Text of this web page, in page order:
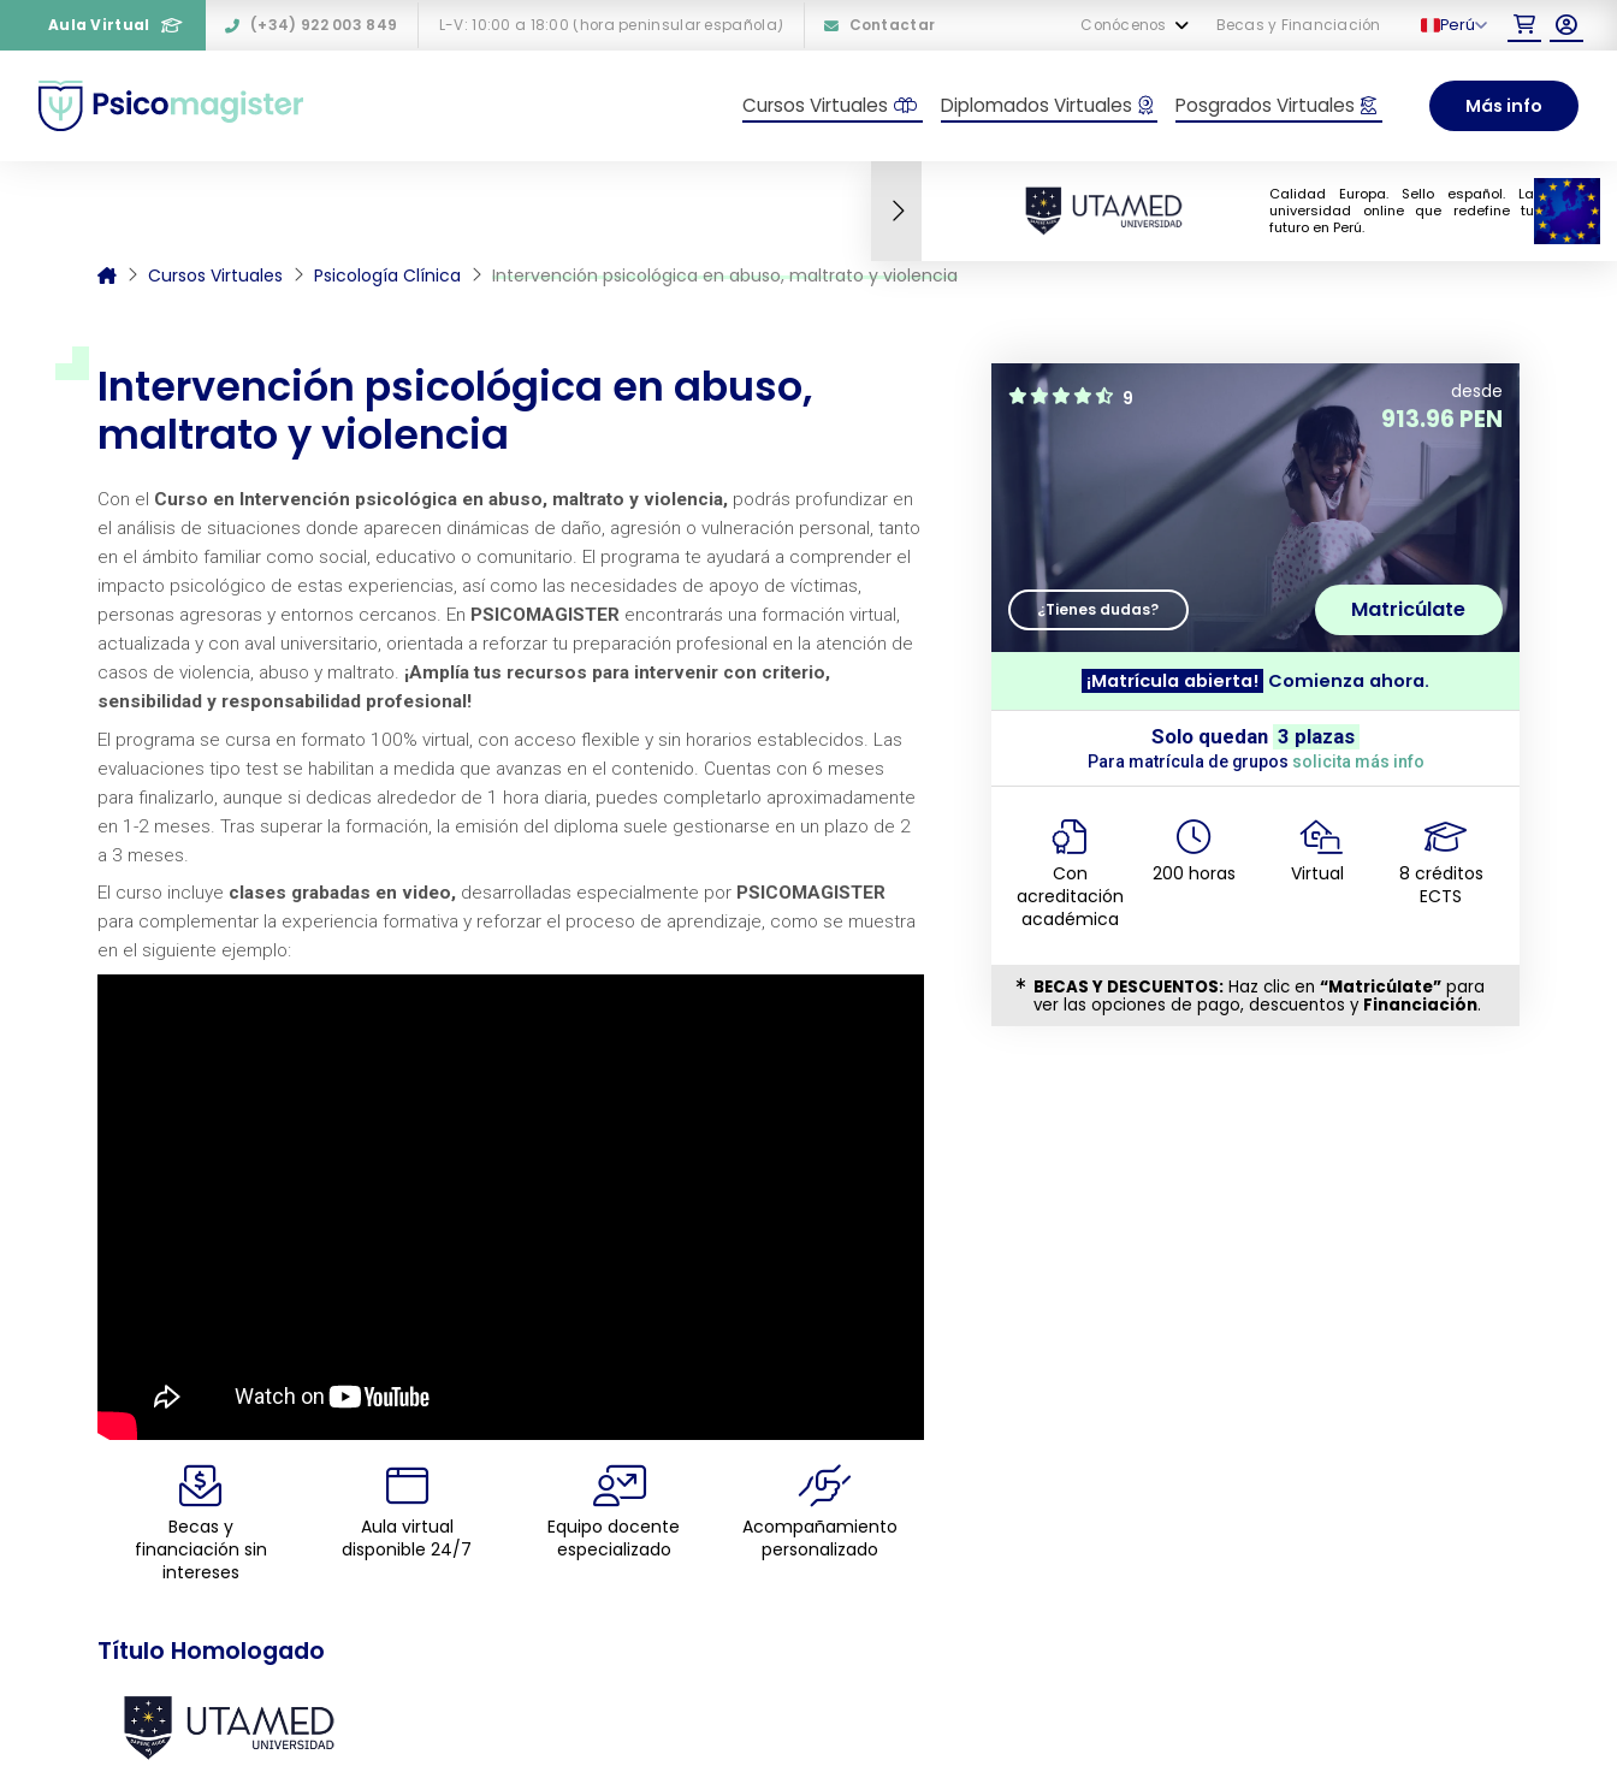
Aula Virtual (+34) 922 003 849 L-V: 10:00 a 18:00 (hora peninsular española) Contactar Conócenos Becas y Financiación Perú
Cursos Virtuales Diplomados Virtuales Posgrados Virtuales Más info
Calidad Europa. Sello español. La
universidad online que redefine tu
futuro en Perú.
Cursos Virtuales Psicología Clínica Intervención psicológica en abuso, maltrato y violencia
Intervención psicológica en abuso,
maltrato y violencia
Con el Curso en Intervención psicológica en abuso, maltrato y violencia,podrás profundizar en
el análisis de situaciones donde aparecen dinámicas de daño, agresión o vulneración personal, tanto
en el ámbito familiar como social, educativo o comunitario. El programa te ayudará a comprender el
impacto psicológico de estas experiencias, así como las necesidades de apoyo de víctimas,
personas agresoras y entornos cercanos. En PSICOMAGISTER encontrarás una formación virtual,
actualizada y con aval universitario, orientada a reforzar tu preparación profesional en la atención de
casos de violencia, abuso y maltrato. ¡Amplía tus recursos para intervenir con criterio,
sensibilidad y responsabilidad profesional!
El programa se cursa en formato 100% virtual, con acceso flexible y sin horarios establecidos. Las
evaluaciones tipo test se habilitan a medida que avanzas en el contenido. Cuentas con 6 meses
para finalizarlo, aunque si dedicas alrededor de 1 hora diaria, puedes completarlo aproximadamente
en 1-2 meses. Tras superar la formación, la emisión del diploma suele gestionarse en un plazo de 2
a 3 meses.
El curso incluye clases grabadas en video,desarrolladas especialmente por PSICOMAGISTER
para complementar la experiencia formativa y reforzar el proceso de aprendizaje, como se muestra
en el siguiente ejemplo:
Becas y
financiación sin
intereses
Aula virtual
disponible 24/7
Equipo docente
especializado
Acompañamiento
personalizado
Título Homologado
9 desde
913.96 PEN
¿Tienes dudas? Matricúlate
¡Matrícula abierta! Comienza ahora.
Solo quedan 3 plazas
Para matrícula de grupos solicita más info
Con
acreditación
académica
200 horas Virtual
8 créditos
ECTS
BECAS Y DESCUENTOS:Haz clic en “Matricúlate”para
ver las opciones de pago, descuentos y Financiación.